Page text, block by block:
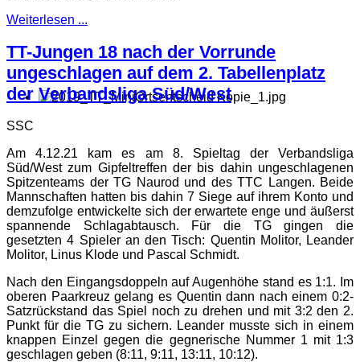
Weiterlesen ...
TT-Jungen 18 nach der Vorrunde
ungeschlagen auf dem 2. Tabellenplatz
der Verbandsliga Süd/West
SSC
Am 4.12.21 kam es am 8. Spieltag der Verbandsliga
Süd/West zum Gipfeltreffen der bis dahin ungeschlagenen
Spitzenteams der TG Naurod und des TTC Langen. Beide
Mannschaften hatten bis dahin 7 Siege auf ihrem Konto und
demzufolge entwickelte sich der erwartete enge und äußerst
spannende Schlagabtausch. Für die TG gingen die
gesetzten 4 Spieler an den Tisch: Quentin Molitor, Leander
Molitor, Linus Klode und Pascal Schmidt.
Nach den Eingangsdoppeln auf Augenhöhe stand es 1:1. Im
oberen Paarkreuz gelang es Quentin dann nach einem 0:2-
Satzrückstand das Spiel noch zu drehen und mit 3:2 den 2.
Punkt für die TG zu sichern. Leander musste sich in einem
knappen Einzel gegen die gegnerische Nummer 1 mit 1:3
geschlagen geben (8:11, 9:11, 13:11, 10:12).